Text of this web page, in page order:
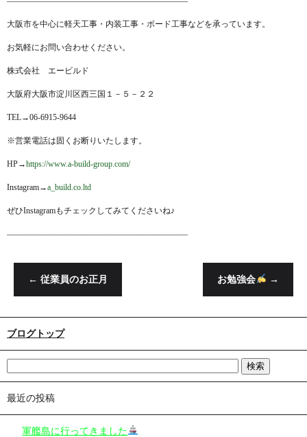
大阪市を中心に軽天工事・内装工事・ボード工事などを承っています。
お気軽にお問い合わせください。
株式会社 エービルド
大阪府大阪市淀川区西三国１－５－２２
TEL→06-6915-9644
※営業電話は固くお断りいたします。
HP→https://www.a-build-group.com/
Instagram→a_build.co.ltd
ぜひInstagramもチェックしてみてくださいね♪
——————————————————————
← 従業員のお正月 お勉強会 →
ブログトップ
最近の投稿
軍艦島に行ってきました